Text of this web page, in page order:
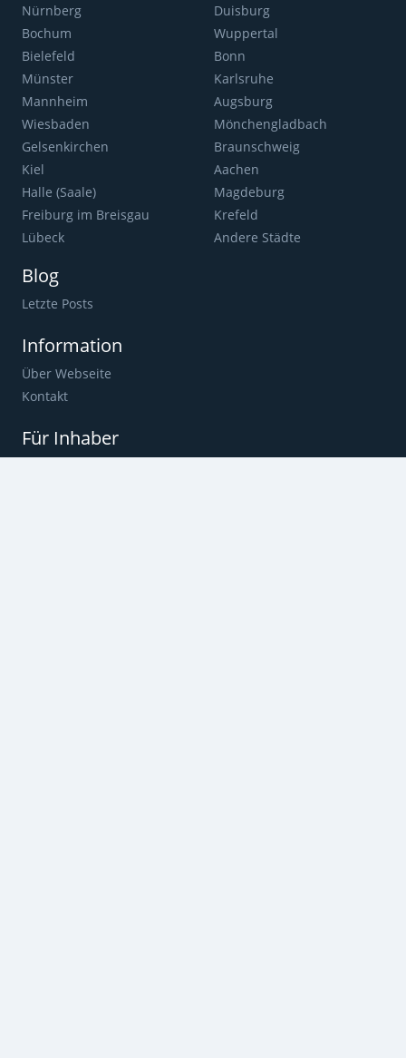
Nürnberg
Duisburg
Bochum
Wuppertal
Bielefeld
Bonn
Münster
Karlsruhe
Mannheim
Augsburg
Wiesbaden
Mönchengladbach
Gelsenkirchen
Braunschweig
Kiel
Aachen
Halle (Saale)
Magdeburg
Freiburg im Breisgau
Krefeld
Lübeck
Andere Städte
Blog
Letzte Posts
Information
Über Webseite
Kontakt
Für Inhaber